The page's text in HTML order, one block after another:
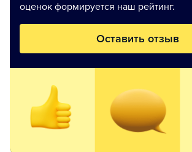
оценок формируется наш рейтинг.
Оставить отзыв